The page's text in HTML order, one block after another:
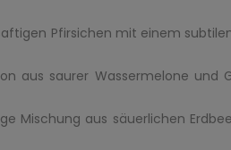
Pfirsichen mit einem
aus saurer Wassermelone und
Mischung aus säuerlichen